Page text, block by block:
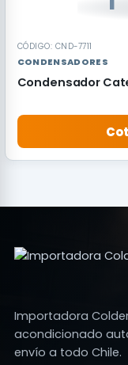
CÓDIGO: CND-7711
CONDENSADORES
Condensador
Importadora
acondicionado
envío a todo Chile.